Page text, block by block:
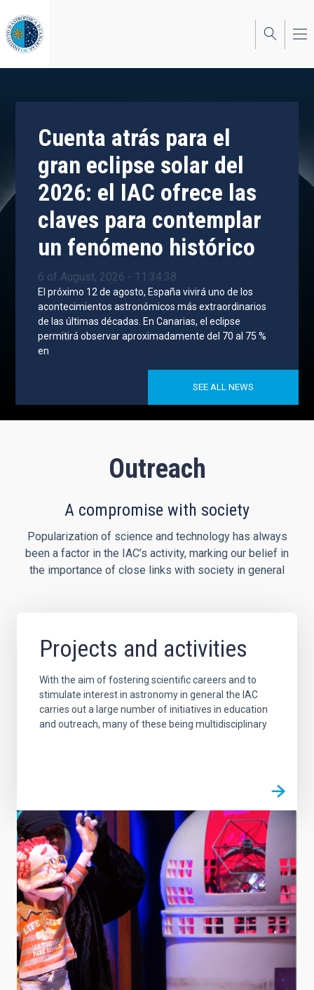
to
main
content
Cuenta atrás para el
gran eclipse solar del
2026: el IAC ofrece las
claves para contemplar
un fenómeno histórico
6 of August, 2026 - 11:34:38
El próximo 12 de agosto, España vivirá uno de los
acontecimientos astronómicos más extraordinarios
de las últimas décadas. En Canarias, el eclipse
permitirá observar aproximadamente del 70 al 75 %
en
SEE ALL NEWS
Outreach
A compromise with society
Popularization of science and technology has always
been a factor in the IAC’s activity, marking our belief in
the importance of close links with society in general
Projects and activities
With the aim of fostering scientific careers and to
stimulate interest in astronomy in general the IAC
carries out a large number of initiatives in education
and outreach, many of these being multidisciplinary